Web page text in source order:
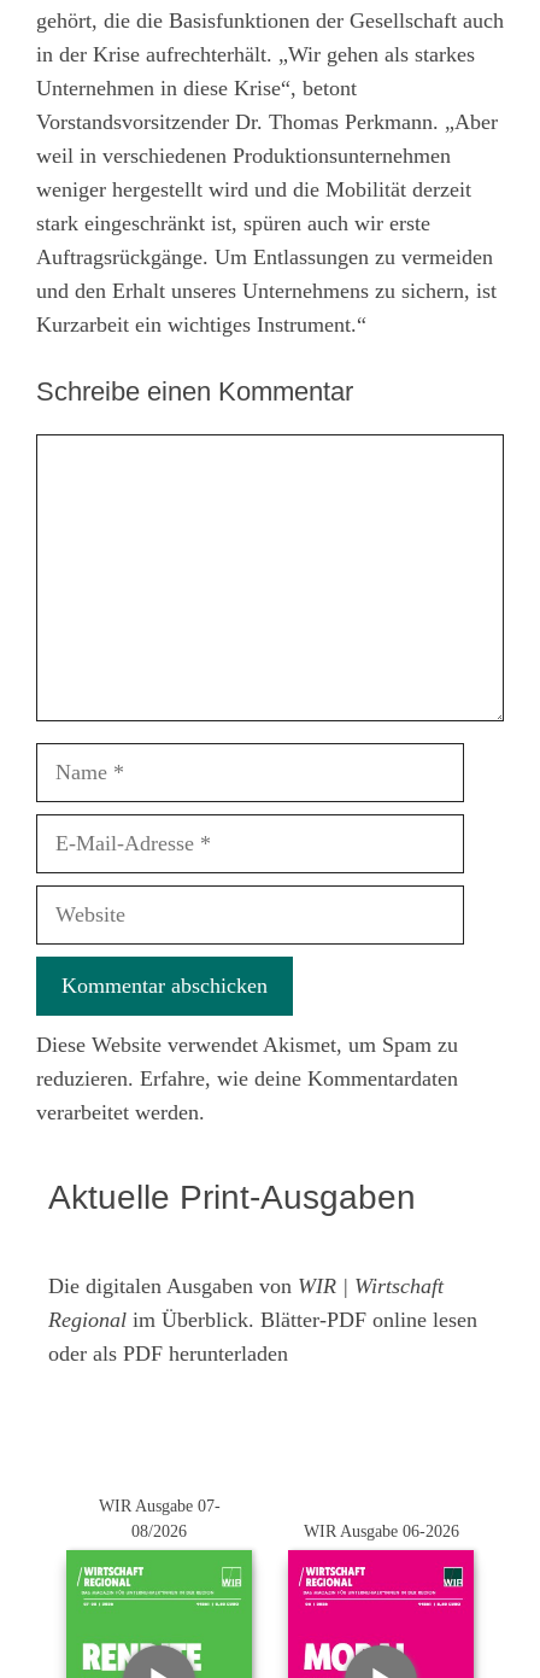
gehört, die die Basisfunktionen der Gesellschaft auch
in der Krise aufrechterhält. „Wir gehen als starkes
Unternehmen in diese Krise“, betont
Vorstandsvorsitzender Dr. Thomas Perkmann. „Aber
weil in verschiedenen Produktionsunternehmen
weniger hergestellt wird und die Mobilität derzeit
stark eingeschränkt ist, spüren auch wir erste
Auftragsrückgänge. Um Entlassungen zu vermeiden
und den Erhalt unseres Unternehmens zu sichern, ist
Kurzarbeit ein wichtiges Instrument.“
Schreibe einen Kommentar
Diese Website verwendet Akismet, um Spam zu
reduzieren. Erfahre, wie deine Kommentardaten
verarbeitet werden.
Aktuelle Print-Ausgaben
Die digitalen Ausgaben von WIR | Wirtschaft
Regional im Überblick. Blätter-PDF online lesen
oder als PDF herunterladen
WIR Ausgabe 07-
08/2026
WIR Ausgabe 06-2026